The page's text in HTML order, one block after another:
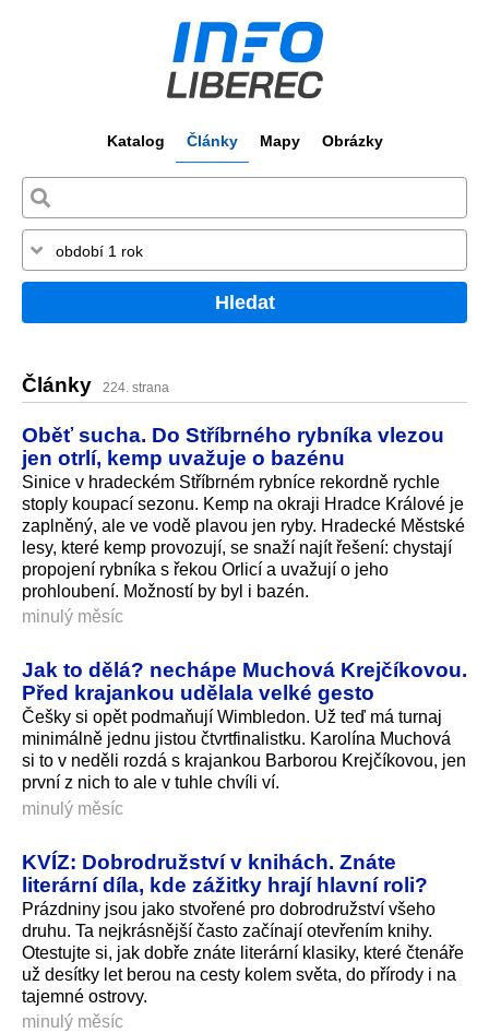
Katalog Články Mapy Obrázky
Hledat
Články 224. strana
Oběť sucha. Do Stříbrného rybníka vlezou
jen otrlí, kemp uvažuje o bazénu
Sinice v hradeckém Stříbrném rybníce rekordně rychle
stoply koupací sezonu. Kemp na okraji Hradce Králové je
zaplněný, ale ve vodě plavou jen ryby. Hradecké Městské
lesy, které kemp provozují, se snaží najít řešení: chystají
propojení rybníka s řekou Orlicí a uvažují o jeho
prohloubení. Možností by byl i bazén.
minulý měsíc
Jak to dělá? nechápe Muchová Krejčíkovou.
Před krajankou udělala velké gesto
Češky si opět podmaňují Wimbledon. Už teď má turnaj
minimálně jednu jistou čtvrtfinalistku. Karolína Muchová
si to v neděli rozdá s krajankou Barborou Krejčíkovou, jen
první z nich to ale v tuhle chvíli ví.
minulý měsíc
KVÍZ: Dobrodružství v knihách. Znáte
literární díla, kde zážitky hrají hlavní roli?
Prázdniny jsou jako stvořené pro dobrodružství všeho
druhu. Ta nejkrásnější často začínají otevřením knihy.
Otestujte si, jak dobře znáte literární klasiky, které čtenáře
už desítky let berou na cesty kolem světa, do přírody i na
tajemné ostrovy.
minulý měsíc